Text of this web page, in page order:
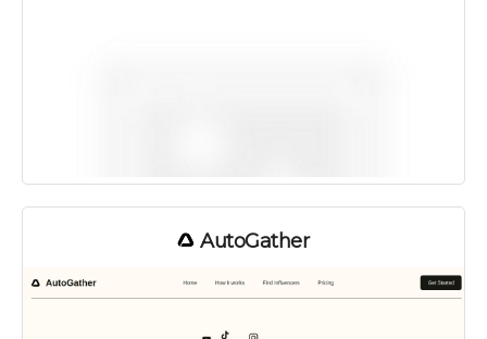
AutoGather